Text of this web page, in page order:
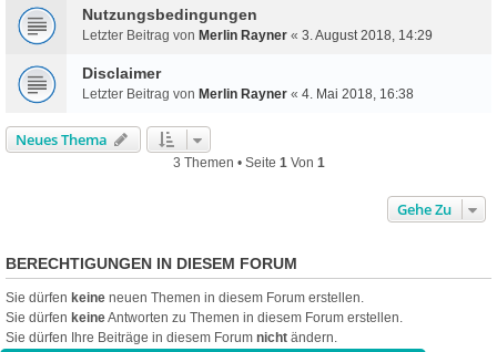
Nutzungsbedingungen
Letzter Beitrag von Merlin Rayner « 3. August 2018, 14:29
Disclaimer
Letzter Beitrag von Merlin Rayner « 4. Mai 2018, 16:38
Neues Thema
3 Themen • Seite 1 Von 1
Gehe Zu
BERECHTIGUNGEN IN DIESEM FORUM
Sie dürfen keine neuen Themen in diesem Forum erstellen.
Sie dürfen keineAntworten zu Themen in diesem Forum erstellen.
Sie dürfen Ihre Beiträge in diesem Forum nicht ändern.